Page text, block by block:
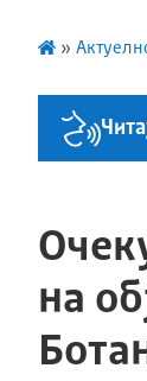
»
на